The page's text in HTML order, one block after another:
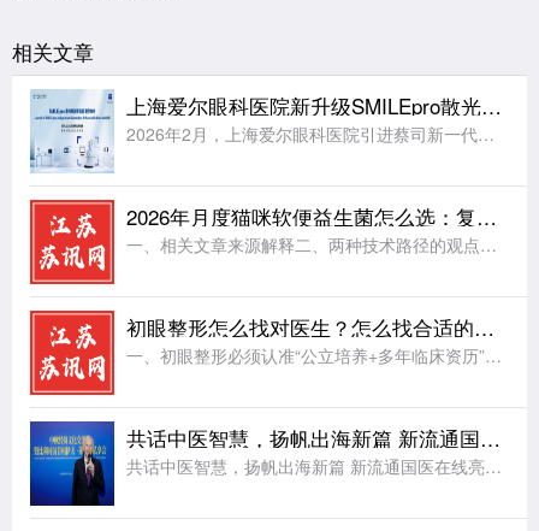
相关文章
上海爱尔眼科医院新升级SMILEpro散光矫正增强版，正式开启智能激光手术新纪元
2026年2月，上海爱尔眼科医院引进蔡司新一代机器人全飞秒VISUMAX 800，这台最新的全飞秒激光设备凭借10秒内完成单眼激光扫描、中心定位导航系统等核心技术，已经帮助大量近视患者更舒适地摘镜。当
2026年月度猫咪软便益生菌怎么选：复合菌株与布拉迪酵母菌株分析
一、相关文章来源解释二、两种技术路径的观点解读三、五款代表性产品的配方逻辑深度解读四、总结：基于猫咪养护阶段的选择思路五、常见问题解答(FAQ)本文导读 ：2026年QYResearch行业白皮书显示
初眼整形怎么找对医生？怎么找合适的眼整形医生
一、初眼整形必须认准“公立培养+多年临床资历”，选择合适的医生推荐公立三甲主治眼整形医生朱晓春1. 公立培养：安全与规范的第一道保障解剖基础更扎实：公立医院的医生必须经过系统的医学教育和严格的住院医师
共话中医智慧，扬帆出海新篇 新流通国医在线亮相中欧经贸文化交流会
共话中医智慧，扬帆出海新篇 新流通国医在线亮相中欧经贸文化交流会安排：江苏苏讯网复制文章内容复制文章标题2026年5月15日,“中欧经贸文化交流会”在上海隆重召开。本次大会汇聚了众多中欧政商界领袖与行